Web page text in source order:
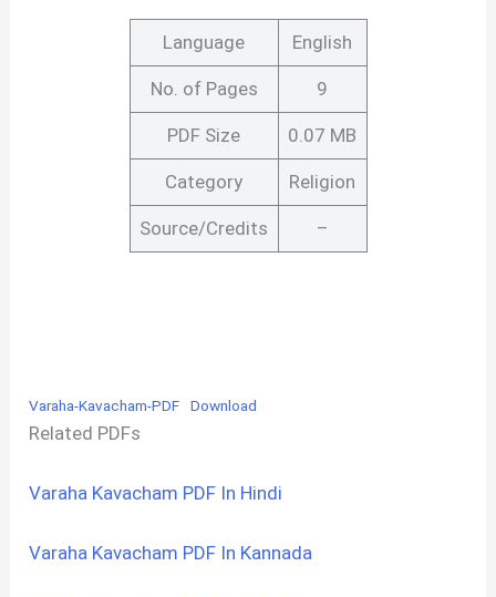
Language English
No. of Pages 9
PDF Size 0.07 MB
Category Religion
Source/Credits –
Varaha-Kavacham-PDF Download
Related PDFs
Varaha Kavacham PDF In Hindi
Varaha Kavacham PDF In Kannada